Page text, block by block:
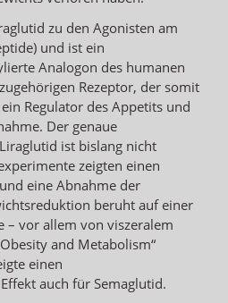
zu den Agonisten am
und ist ein
Analogon des humanen
Rezeptor, der somit
Regulator des Appetits und
Der genaue
ist bislang nicht
zeigten einen
eine Abnahme der
beruht auf einer
– vor allem von viszeralem
and Metabolism“
einen
auch für Semaglutid.